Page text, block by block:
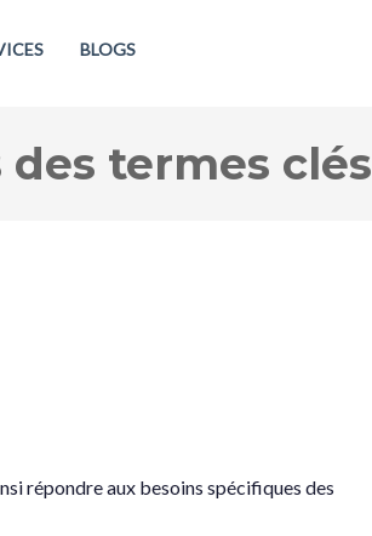
BLOGS
termes clés
répondre aux besoins spécifiques des